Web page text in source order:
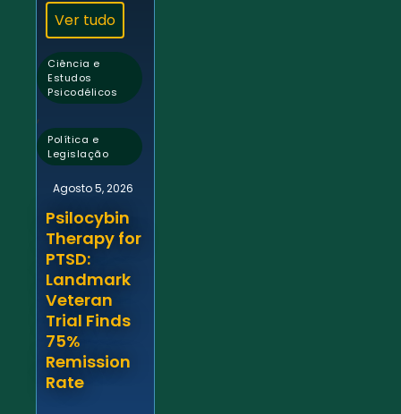
Ver tudo
Ciência e
Estudos
Psicodélicos
,
Política e
Legislação
Agosto 5, 2026
Psilocybin
Therapy for
PTSD:
Landmark
Veteran
Trial Finds
75%
Remission
Rate